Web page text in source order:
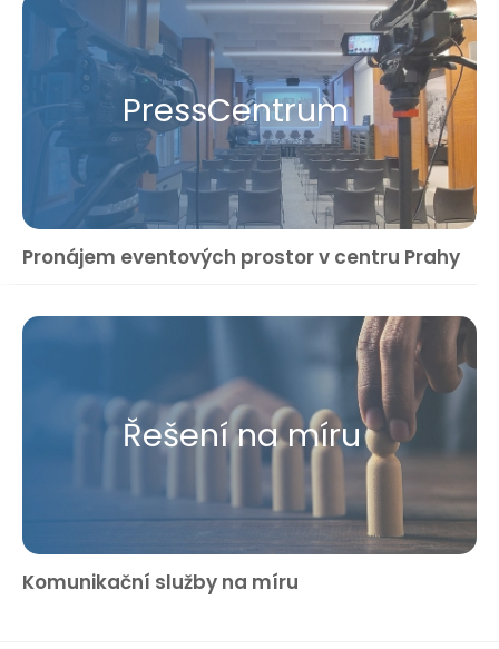
Press​Centrum
Pronájem eventových prostor v centru Prahy
Řešení na míru
Komunikační služby na míru